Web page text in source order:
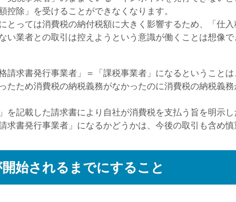
控除」を受けることができなくなります。
とっては消費税の納付税額に大きく影響するため、「仕入
い業者との取引は控えようという意識が働くことは想像で
請求書発行事業者」＝「課税事業者」になるということは
たため消費税の納税義務がなかったのに消費税の納税義務
を記載した請求書により自社が消費税を支払う旨を明示し
求書発行事業者」になるかどうかは、今後の取引も含め慎
始されるまでにすること